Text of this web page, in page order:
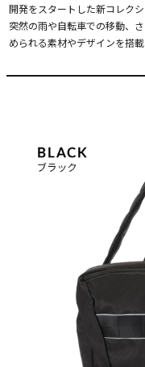
開発をスタートした新コレクシ
突然の雨や自転車での移動、
められる素材やデザインを搭載